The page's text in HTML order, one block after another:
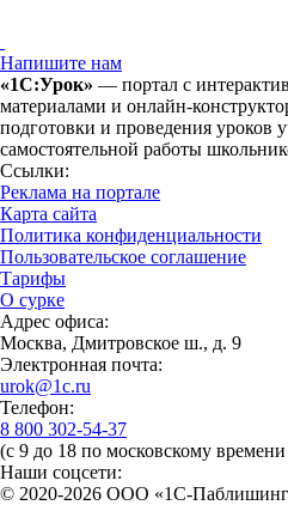
Напишите нам
«1С:Урок» — портал с
материалами и онлайн-
подготовки и проведения уроков
самостоятельной работы
Ссылки:
Реклама на портале
Карта сайта
Политика конфиденциальности
Пользовательское соглашение
Тарифы
О сурке
Адрес офиса:
Москва, Дмитровское ш., д. 9
Электронная почта:
urok@1c.ru
Телефон:
8 800 302-54-37
(с 9 до 18 по московскому
Наши соцсети:
© 2020-2026 OOO «1С-